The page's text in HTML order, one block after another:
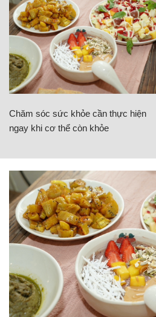
Chăm sóc sức khỏe cần thực hiện
ngay khi cơ thể còn khỏe